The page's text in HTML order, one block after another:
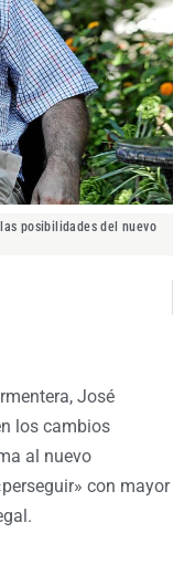
posibilidades del nuevo
José
los cambios
al nuevo
con mayor